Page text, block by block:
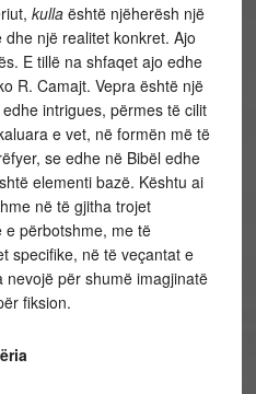
kullaështë njëherësh një
një realitet konkret. Ajo
E tillë na shfaqet ajo edhe
R. Camajt. Vepra është një
intrigues, përmes të cilit
e vet, në formën më të
se edhe në Bibël edhe
elementi bazë. Kështu ai
në të gjitha trojet
përbotshme, me të
specifike, në të veçantat e
për shumë imagjinatë
fiksion.